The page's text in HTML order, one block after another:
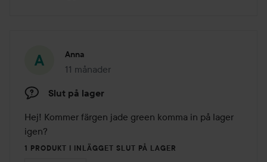
Anna
11 månader
Inlägget skapades 11 månader
Slut på lager
Hej! Kommer färgen jade green komma in på lager
igen?
1 PRODUKT I INLÄGGET SLUT PÅ LAGER